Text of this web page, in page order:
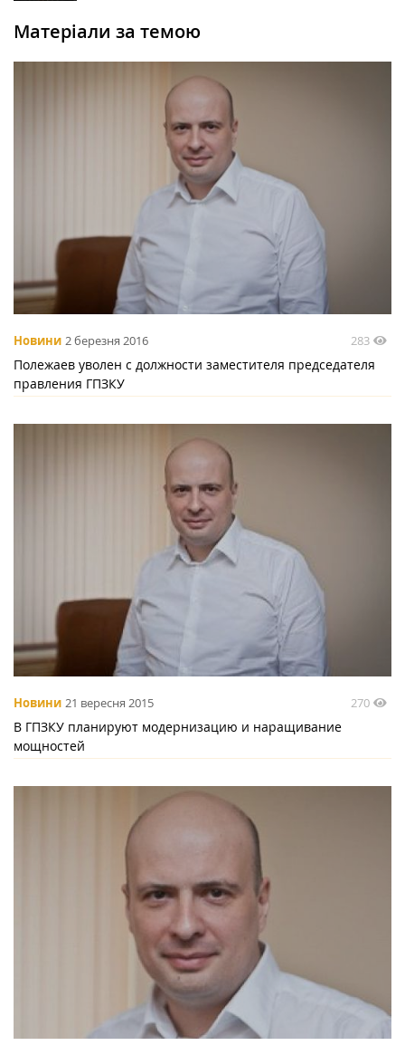
Матеріали за темою
Новини 2 березня 2016 283
Полежаев уволен с должности заместителя председателя
правления ГПЗКУ
Новини 21 вересня 2015 270
В ГПЗКУ планируют модернизацию и наращивание
мощностей